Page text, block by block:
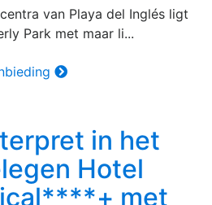
van Playa del Inglés ligt
Park met maar li...
in het
Hotel
met